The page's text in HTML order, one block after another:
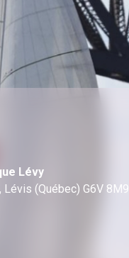
Lévy
Lévis (Québec) G6V 8M9